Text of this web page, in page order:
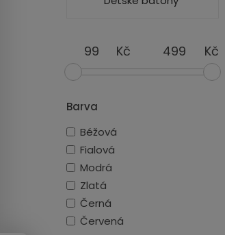
Kč Kč
Barva
Béžová
Fialová
Modrá
Zlatá
Černá
Červená